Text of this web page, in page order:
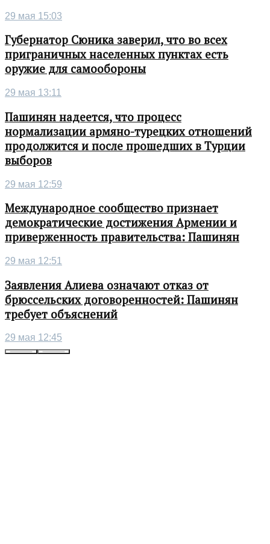
29 мая 15:03
Губернатор Сюника заверил, что во всех
приграничных населенных пунктах есть
оружие для самообороны
29 мая 13:11
Пашинян надеется, что процесс
нормализации армяно-турецких отношений
продолжится и после прошедших в Турции
выборов
29 мая 12:59
Международное сообщество признает
демократические достижения Армении и
приверженность правительства: Пашинян
29 мая 12:51
Заявления Алиева означают отказ от
брюссельских договоренностей: Пашинян
требует объяснений
29 мая 12:45